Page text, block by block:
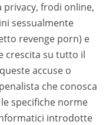
frodi online,
sessualmente
revenge porn) e
crescita su tutto il
accuse o
che conosca
specifiche norme
introdotte